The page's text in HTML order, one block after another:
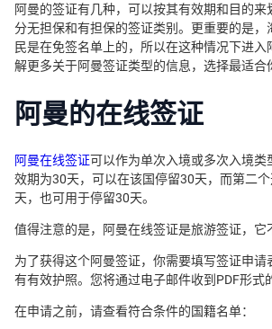
阿曼的签证有几种，可以按其有效期和目的来
分无担保和有担保的签证类别。更重要的是，
民是在免签名单上的，所以在这种情况下进入
解更多关于阿曼签证类型的信息，选择最适合
阿曼的在线签证
阿曼在线签证可以作为单次入境或多次入境类
效期为30天，可以在该国停留30天，而第二
天，也可用于停留30天。
值得注意的是，阿曼在线签证是旅游签证，它
为了获得这个阿曼签证，你需要填写签证申请
有有效护照。您将通过电子邮件收到PDF形式
在申请之前，请查看符合条件的国籍名单：